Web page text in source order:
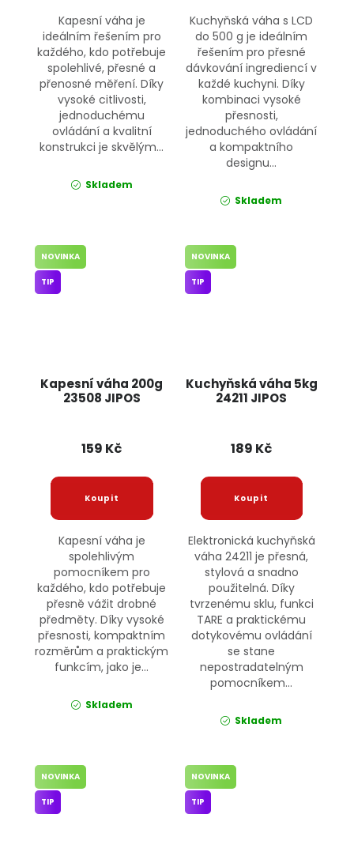
Kapesní váha je
ideálním řešením pro
každého, kdo potřebuje
spolehlivé, přesné a
přenosné měření. Díky
vysoké citlivosti,
jednoduchému
ovládání a kvalitní
konstrukci je skvělým...
Skladem
Kuchyňská váha s LCD
do 500 g je ideálním
řešením pro přesné
dávkování ingrediencí v
každé kuchyni. Díky
kombinaci vysoké
přesnosti,
jednoduchého ovládání
a kompaktního
designu...
Skladem
Kapesní váha 200g
23508 JIPOS
NOVINKA
TIP
159 Kč
Kapesní váha je
spolehlivým
pomocníkem pro
každého, kdo potřebuje
přesně vážit drobné
předměty. Díky vysoké
přesnosti, kompaktním
rozměrům a praktickým
funkcím, jako je...
Skladem
Kuchyňská váha 5kg
24211 JIPOS
NOVINKA
TIP
189 Kč
Elektronická kuchyňská
váha 24211 je přesná,
stylová a snadno
použitelná. Díky
tvrzenému sklu, funkci
TARE a praktickému
dotykovému ovládání
se stane
nepostradatelným
pomocníkem...
Skladem
NOVINKA
TIP
NOVINKA
TIP